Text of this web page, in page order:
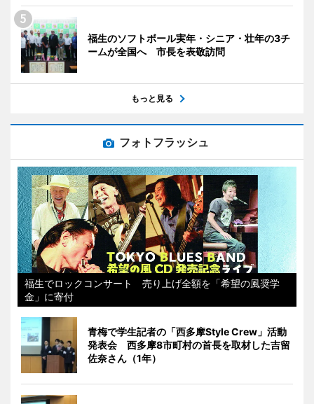
福生のソフトボール実年・シニア・壮年の3チ
ームが全国へ 市長を表敬訪問
もっと見る
フォトフラッシュ
福生でロックコンサート 売り上げ全額を「希望の風奨学
金」に寄付
青梅で学生記者の「西多摩Style Crew」活動
発表会 西多摩8市町村の首長を取材した吉留
佐奈さん（1年）